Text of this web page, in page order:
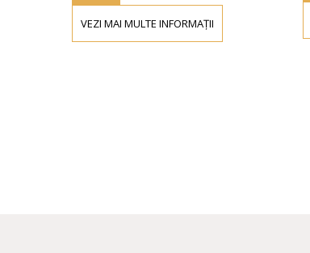
VEZI MAI MULTE INFORMAȚII VEZI MAI